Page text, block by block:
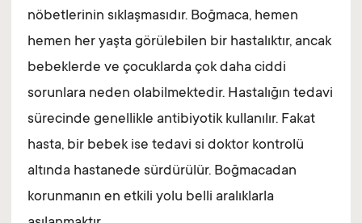
nöbetlerinin sıklaşmasıdır. Boğmaca, hemen
hemen her yaşta görülebilen bir hastalıktır, ancak
bebeklerde ve çocuklarda çok daha ciddi
sorunlara neden olabilmektedir. Hastalığın tedavi
sürecinde genellikle antibiyotik kullanılır. Fakat
hasta, bir bebek ise tedavi si doktor kontrolü
altında hastanede sürdürülür. Boğmacadan
korunmanın en etkili yolu belli aralıklarla